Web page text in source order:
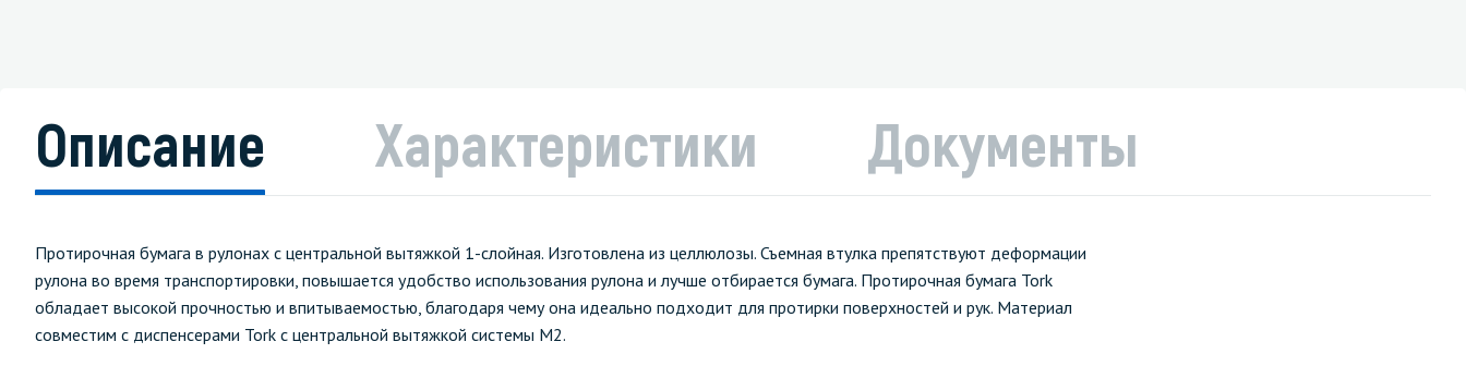
Описание Характеристики Документы
Протирочная бумага в рулонах с центральной вытяжкой 1-слойная. Изготовлена из целлюлозы. Съемная втулка препятствуют деформации
рулона во время транспортировки, повышается удобство использования рулона и лучше отбирается бумага. Протирочная бумага Tork
обладает высокой прочностью и впитываемостью, благодаря чему она идеально подходит для протирки поверхностей и рук. Материал
совместим с диспенсерами Tork с центральной вытяжкой системы М2.